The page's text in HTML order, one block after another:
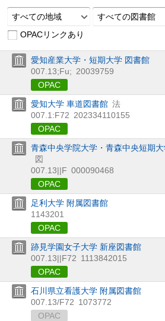
すべての地域
すべての図書館
OPACリンクあり
愛知産業大学・短期大学 図書館
007.13;Fu; 20039759
OPAC
愛知大学 車道図書館 法
007.1:F72 202334110155
OPAC
青森中央学院大学・青森中央短期
図
007.13||F 000090468
OPAC
足利大学 附属図書館
1143201
OPAC
跡見学園女子大学 新座図書館
007.13||F72 1113842015
OPAC
石川県立看護大学 附属図書館
007.13/F72 1073772
OPAC